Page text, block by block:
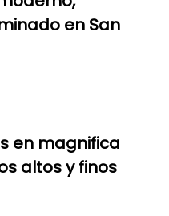
en San
en magnifica
altos y finos